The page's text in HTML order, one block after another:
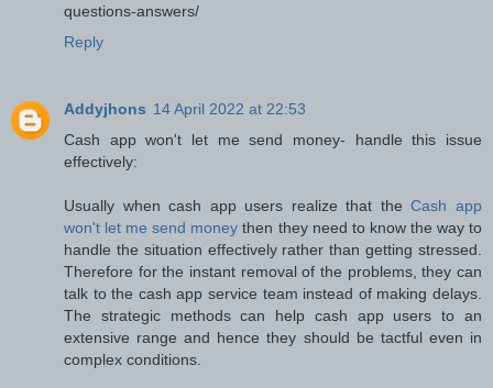
questions-answers/
Reply
Addyjhons 14 April 2022 at 22:53
Cash app won't let me send money- handle this issue
effectively:
Usually when cash app users realize that theCash app
won't let me send money then they need to know the way to
handle the situation effectively rather than getting stressed.
Therefore for the instant removal of the problems, they can
talk to the cash app service team instead of making delays.
The strategic methods can help cash app users to an
extensive range and hence they should be tactful even in
complex conditions.